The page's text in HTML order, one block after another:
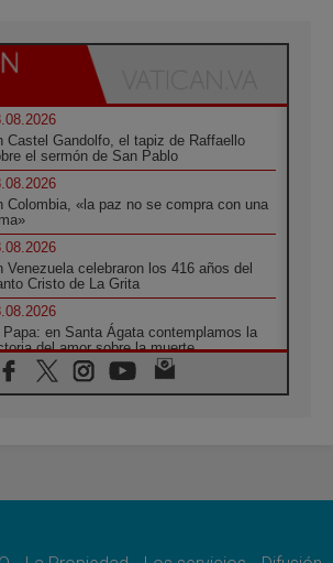
Castel Gandolfo, el tapiz de Raffaello
el sermón de San Pablo
Colombia, «la paz no se compra con una
Venezuela celebraron los 416 años del
Cristo de La Grita
Papa: en Santa Ágata contemplamos la
del amor sobre la muerte
XIV visitará el Santuario de la Madre